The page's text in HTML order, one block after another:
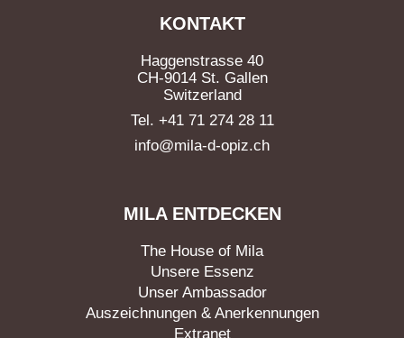
KONTAKT
Haggenstrasse 40
CH-9014 St. Gallen
Switzerland
Tel. +41 71 274 28 11
info@mila-d-opiz.ch
MILA ENTDECKEN
The House of Mila
Unsere Essenz
Unser Ambassador
Auszeichnungen & Anerkennungen
Extranet